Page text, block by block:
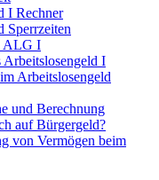
I Rechner
Sperrzeiten
ALG I
Arbeitslosengeld I
Arbeitslosengeld
und Berechnung
auf Bürgergeld?
von Vermögen beim